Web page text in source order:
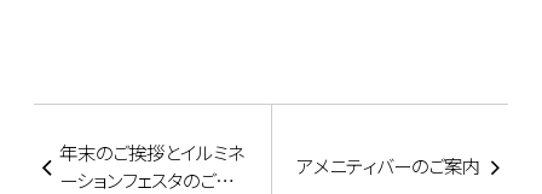
年末のご挨拶とイルミネ
ーションフェスタのご案
アメニティバーのご案内